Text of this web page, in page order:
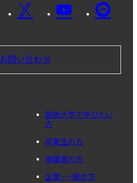
お問い合わせ
創価大学で学びたい
方
卒業生の方
保護者の方
企業・一般の方